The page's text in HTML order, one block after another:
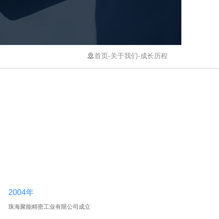
首页-关于我们- 成长历程
2004年
珠海聚能精密工业有限公司成立